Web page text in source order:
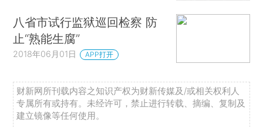
八省市试行监狱巡回检察 防
止“熟能生腐”
2018年06月01日 APP打开
财新网所刊载内容之知识产权为财新传媒及/或相关权利人
专属所有或持有。未经许可，禁止进行转载、摘编、复制及
建立镜像等任何使用。